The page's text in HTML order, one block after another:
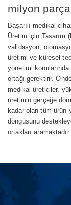
milyon
medikal
üretimini
Başarılı medikal
Üretim için Tasarım
validasyon,
üretimi ve küresel
yönetimi
ortağı gerektirir.
medikal üreticiler,
üretimin gerçeğe
kadar olan tüm ürün
döngüsünü
ortakları aramaktadır.